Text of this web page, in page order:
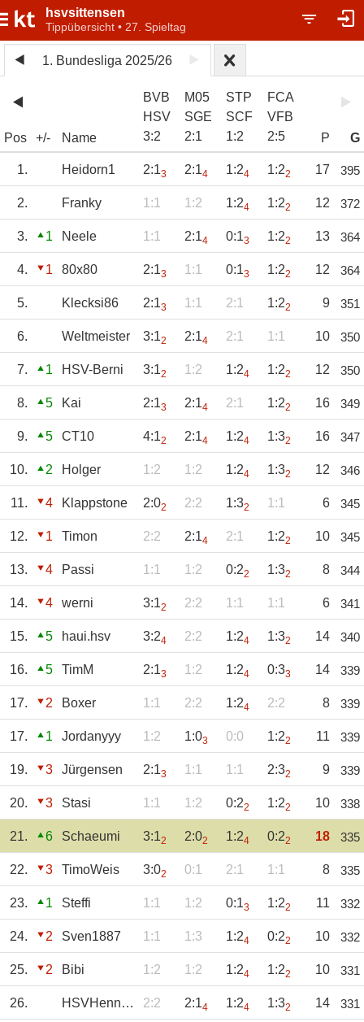
hsvsittensen
Tippübersicht • 27. Spieltag
1. Bundesliga 2025/26
Pos +/- Name
BVB
HSV
3:2
M05
SGE
2:1
STP
SCF
1:2
FCA
VFB
2:5 P G
1. Heidorn1 2:13 2:14 1:24 1:22 17 395
2. Franky 1:1 1:2 1:24 1:22 12 372
3. 1 Neele 1:1 2:14 0:13 1:22 13 364
4. 1 80x80 2:13 1:1 0:13 1:22 12 364
5. Klecksi86 2:13 1:1 2:1 1:22 9 351
6. Weltmeister 3:12 2:14 2:1 1:1 10 350
7. 1 HSV-Berni 3:12 1:2 1:24 1:22 12 350
8. 5 Kai 2:13 2:14 2:1 1:22 16 349
9. 5 CT10 4:12 2:14 1:24 1:32 16 347
10. 2 Holger 1:2 1:2 1:24 1:32 12 346
11. 4 Klappstone 2:02 2:2 1:32 1:1 6 345
12. 1 Timon 2:2 2:14 2:1 1:22 10 345
13. 4 Passi 1:1 1:2 0:22 1:32 8 344
14. 4 werni 3:12 2:2 1:1 1:1 6 341
15. 5 haui.hsv 3:24 2:2 1:24 1:32 14 340
16. 5 TimM 2:13 1:2 1:24 0:33 14 339
17. 2 Boxer 1:1 2:2 1:24 2:2 8 339
17. 1 Jordanyyy 1:2 1:03 0:0 1:22 11 339
19. 3 Jürgensen 2:13 1:1 1:1 2:32 9 339
20. 3 Stasi 1:1 1:2 0:22 1:22 10 338
21. 6 Schaeumi 3:12 2:02 1:24 0:22 18 335
22. 3 TimoWeis 3:02 0:1 2:1 1:1 8 335
23. 1 Steffi 1:1 1:2 0:13 1:22 11 332
24. 2 Sven1887 1:1 1:3 1:24 0:22 10 332
25. 2 Bibi 1:2 1:2 1:24 1:22 10 331
26. HSVHenning 2:2 2:14 1:24 1:32 14 331